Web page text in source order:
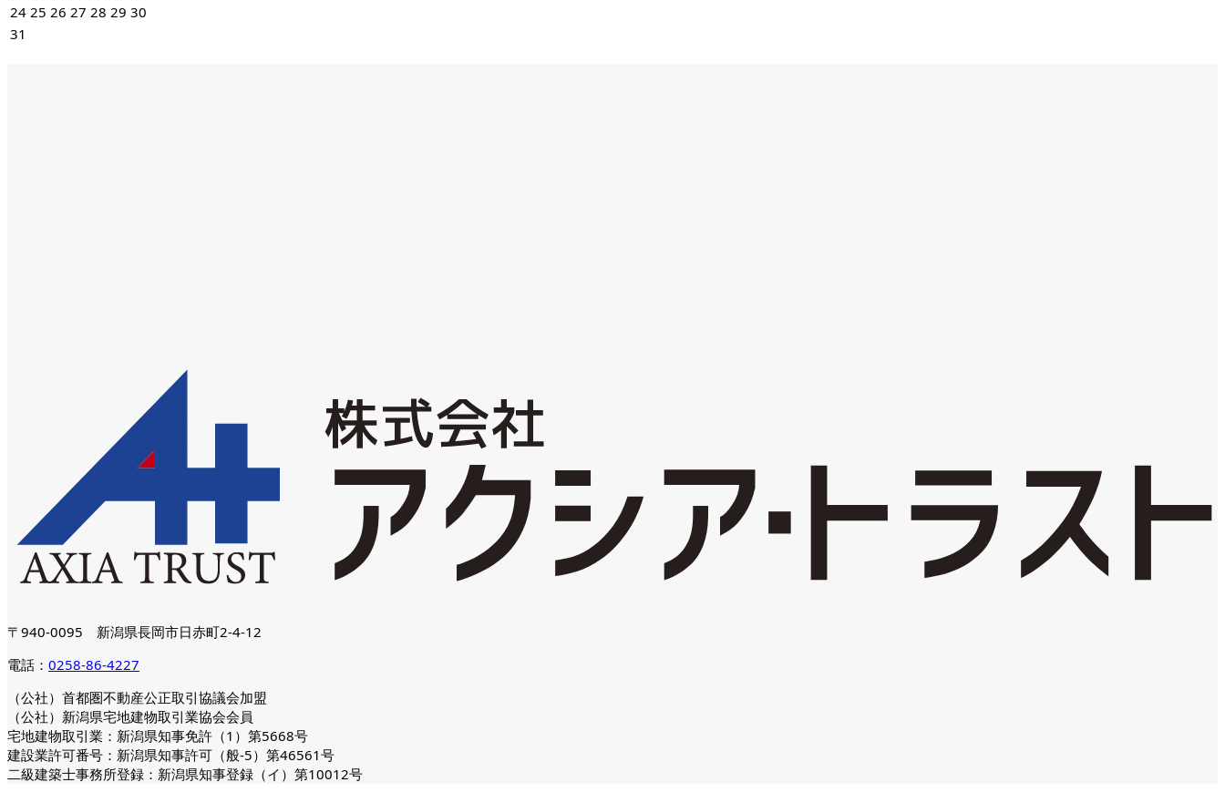
24 25 26 27 28 29 30
31
〒940-0095 新潟県長岡市日赤町2-4-12
電話： 0258-86-4227
（公社）首都圏不動産公正取引協議会加盟
（公社）新潟県宅地建物取引業協会会員
宅地建物取引業：新潟県知事免許（1）第5668号
建設業許可番号：新潟県知事許可（般-5）第46561号
二級建築士事務所登録：新潟県知事登録（イ）第10012号